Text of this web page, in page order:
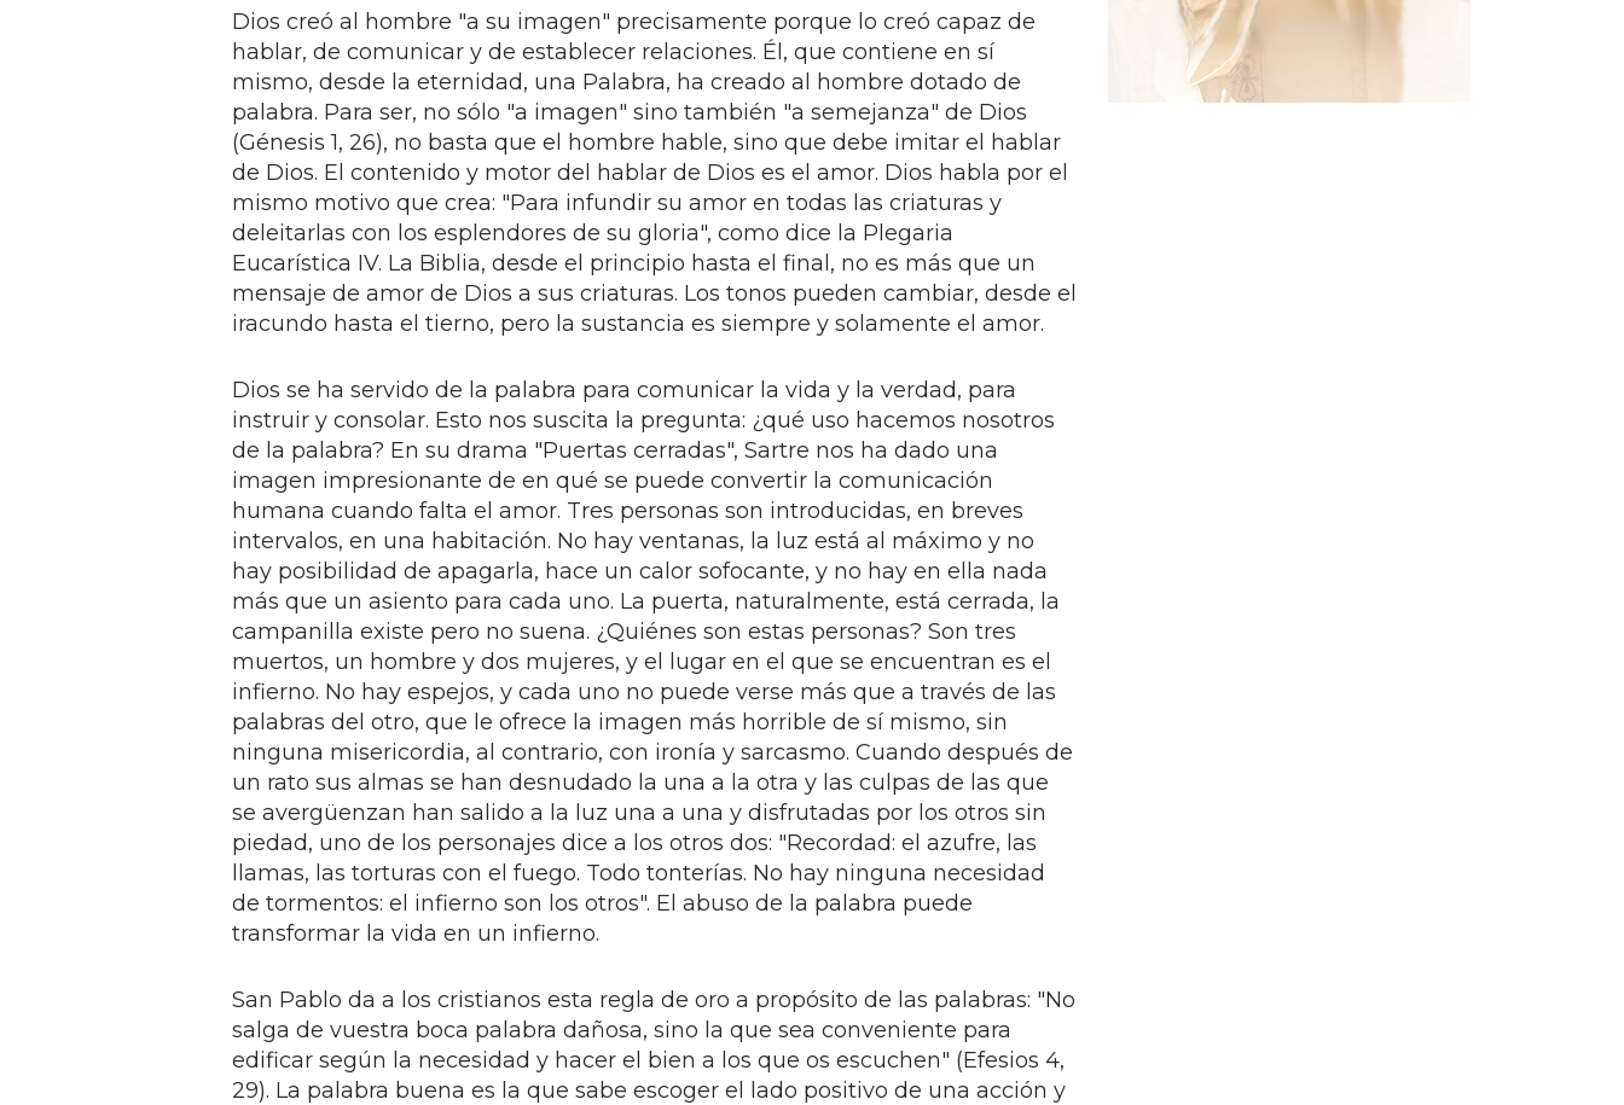
Dios creó al hombre "a su imagen" precisamente porque lo creó capaz de
hablar, de comunicar y de establecer relaciones. Él, que contiene en sí
mismo, desde la eternidad, una Palabra, ha creado al hombre dotado de
palabra. Para ser, no sólo "a imagen" sino también "a semejanza" de Dios
(Génesis 1, 26), no basta que el hombre hable, sino que debe imitar el hablar
de Dios. El contenido y motor del hablar de Dios es el amor. Dios habla por el
mismo motivo que crea: "Para infundir su amor en todas las criaturas y
deleitarlas con los esplendores de su gloria", como dice la Plegaria
Eucarística IV. La Biblia, desde el principio hasta el final, no es más que un
mensaje de amor de Dios a sus criaturas. Los tonos pueden cambiar, desde el
iracundo hasta el tierno, pero la sustancia es siempre y solamente el amor.
Dios se ha servido de la palabra para comunicar la vida y la verdad, para
instruir y consolar. Esto nos suscita la pregunta: ¿qué uso hacemos nosotros
de la palabra? En su drama "Puertas cerradas", Sartre nos ha dado una
imagen impresionante de en qué se puede convertir la comunicación
humana cuando falta el amor. Tres personas son introducidas, en breves
intervalos, en una habitación. No hay ventanas, la luz está al máximo y no
hay posibilidad de apagarla, hace un calor sofocante, y no hay en ella nada
más que un asiento para cada uno. La puerta, naturalmente, está cerrada, la
campanilla existe pero no suena. ¿Quiénes son estas personas? Son tres
muertos, un hombre y dos mujeres, y el lugar en el que se encuentran es el
infierno. No hay espejos, y cada uno no puede verse más que a través de las
palabras del otro, que le ofrece la imagen más horrible de sí mismo, sin
ninguna misericordia, al contrario, con ironía y sarcasmo. Cuando después de
un rato sus almas se han desnudado la una a la otra y las culpas de las que
se avergüenzan han salido a la luz una a una y disfrutadas por los otros sin
piedad, uno de los personajes dice a los otros dos: "Recordad: el azufre, las
llamas, las torturas con el fuego. Todo tonterías. No hay ninguna necesidad
de tormentos: el infierno son los otros". El abuso de la palabra puede
transformar la vida en un infierno.
San Pablo da a los cristianos esta regla de oro a propósito de las palabras: "No
salga de vuestra boca palabra dañosa, sino la que sea conveniente para
edificar según la necesidad y hacer el bien a los que os escuchen" (Efesios 4,
29). La palabra buena es la que sabe escoger el lado positivo de una acción y